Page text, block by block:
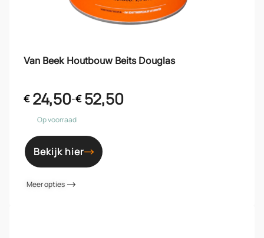
Van Beek Houtbouw Beits Douglas
€24,50-€52,50
Op voorraad
Bekijk hier
Meer opties